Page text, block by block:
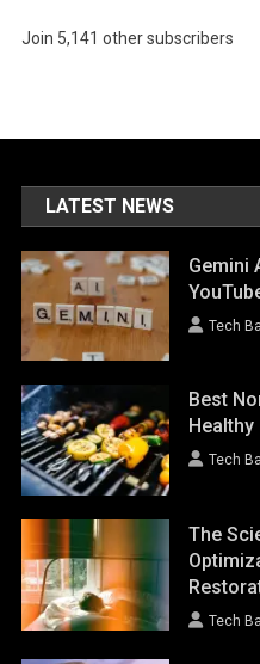
Join 5,141 other subscribers
LATEST NEWS
Gemini
Tech
Best
Tech
The
Tech